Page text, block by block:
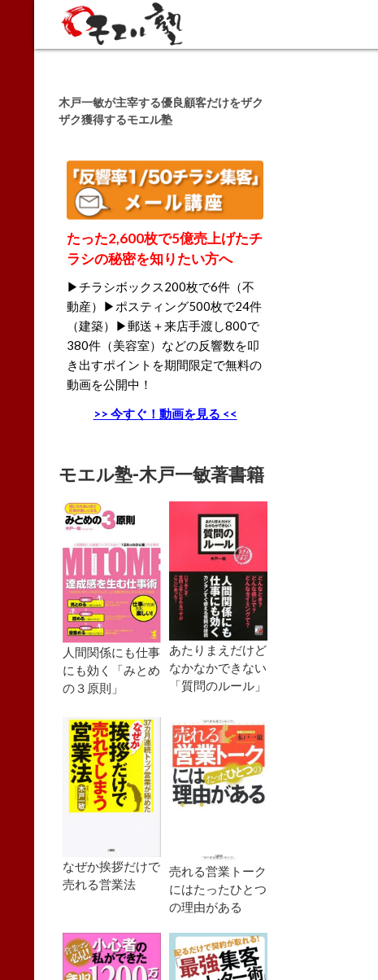
Search
木戸一敏が主宰する優良顧客だけをザク
ザク獲得するモエル塾
たった2,600枚で5億売上げたチ
ラシの秘密を知りたい方へ
▶チラシボックス200枚で6件（不
動産）▶ポスティング500枚で24件
（建築）▶郵送＋来店手渡し800で
380件（美容室）などの反響数を叩
き出すポイントを期間限定で無料の
動画を公開中！
>> 今すぐ！動画を見る <<
モエル塾-木戸一敏著書籍
人間関係にも仕事
にも効く「みとめ
の３原則」
あたりまえだけど
なかなかできない
「質問のルール」
なぜか挨拶だけで
売れる営業法
売れる営業トーク
にはたったひとつ
の理由がある